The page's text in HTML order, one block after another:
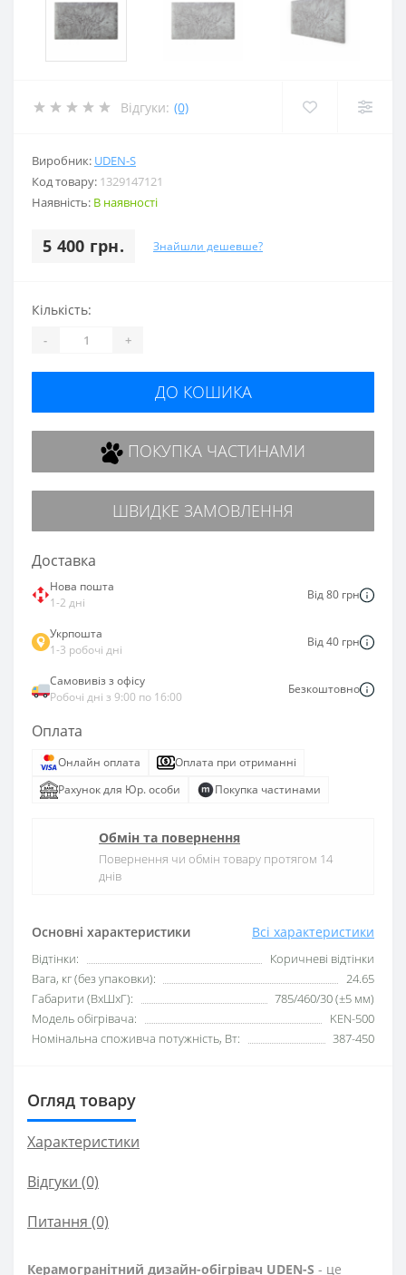
Відгуки: (0)
Виробник: UDEN-S
Код товару: 1329147121
Наявність: В наявності
5 400 грн. Знайшли дешевше?
Основні характеристики Всі характеристики
Відтінки:
Коричневі відтінки
Вага, кг (без упаковки):
24.65
Габарити (ВхШхГ):
785/460/30 (±5 мм)
Модель обігрівача:
KEN-500
Номінальна споживча потужність, Вт:
387-450
Кількість:
- +
ДО КОШИКА
ПОКУПКА ЧАСТИНАМИ
ШВИДКЕ ЗАМОВЛЕННЯ
Доставка
Нова пошта
1-2 дні
Від 80 грн
Укрпошта
1-3 робочі дні
Від 40 грн
Самовивіз з офісу
Робочі дні з 9:00 по 16:00
Безкоштовно
Оплата
Онлайн оплата
Оплата при отриманні
Рахунок для Юр. особи
Покупка частинами
Обмін та повернення
Повернення чи обмін товару протягом 14
днів
Огляд товару
Характеристики
Відгуки (0)
Питання (0)
Керамогранітний дизайн-обігрівач UDEN-S - це